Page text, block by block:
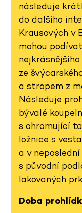
následuje
do dalšího
Krausových v
mohou
ze
a stropem z
Následuje
bývalé
s ohromující
ložnice s
a v
s původní
lakovaných
Doba